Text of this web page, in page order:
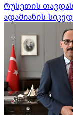
რუსეთის
ადამიანის